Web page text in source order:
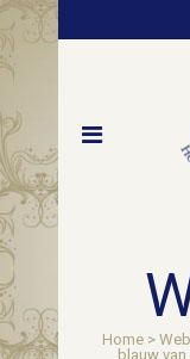
Home >
blauw